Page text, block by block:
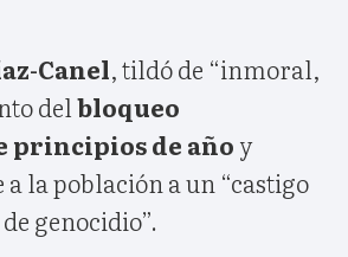
Canel, tildó de “inmoral,
del bloqueo
principios de año y
la población a un “castigo
genocidio”.